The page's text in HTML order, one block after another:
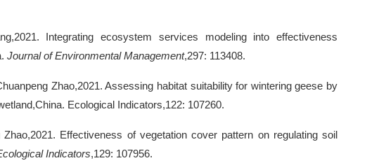
Integrating ecosystem services modeling into effectiveness
Journal of Environmental Management,297: 113408.
Zhao,2021. Assessing habitat suitability for wintering geese by
Ecological Indicators,122: 107260.
Effectiveness of vegetation cover pattern on regulating soil
Indicators,129: 107956.